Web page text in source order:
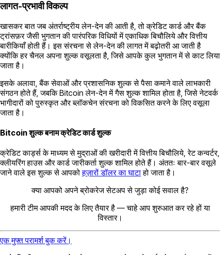
लागत-प्रभावी विकल्प
खासकर बात जब अंतर्राष्ट्रीय लेन-देन की आती है, तो क्रेडिट कार्ड और बैंक
ट्रांसफ़र जैसी भुगतान की पारंपरिक विधियों में एकाधिक बिचौलिये और वित्तीय
बारीकियाँ होती हैं। इस संरचना से लेन-देन की लागत में बढ़ोतरी आ जाती है
क्योंकि हर चैनल अपना शुल्क वसूलता है, जिसे आपके कुल भुगतान में से काट लिया
जाता है।
इसके अलावा, बैंक सेवाओं और प्रशासनिक शुल्क से पैसा कमाने वाले लाभकारी
संगठन होते हैं, जबकि Bitcoin लेन-देन में गैस शुल्क शामिल होता है, जिसे नेटवर्क
भागीदारों को पुरुस्कृत और ब्लॉकचेन संरचना को विकसित करने के लिए वसूला
जाता है।
Bitcoin शुल्क बनाम क्रेडिट कार्ड शुल्क
क्रेडिट कार्ड्स के माध्यम से मुद्राओं की खरीदारी में वित्तीय बिचौलिये, रेट कन्वर्टर,
क्लीयरिंग हाउस और कार्ड जारीकर्ता शुल्क शामिल होते हैं। अंततः बार-बार वसूले
जाने वाले इस शुल्क से आपकोहज़ारों डॉलर का घाटाहो जाता है।
क्या आपको अपने ब्रोकरेज सेटअप से जुड़ा कोई सवाल है?
हमारी टीम आपकी मदद के लिए तैयार है — चाहे आप शुरुआत कर रहे हों या
विस्तार।
एक मुफ्त परामर्श बुक करें।